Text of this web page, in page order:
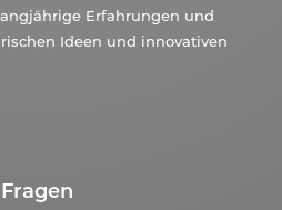
Erfahrungen und
Ideen und innovativen